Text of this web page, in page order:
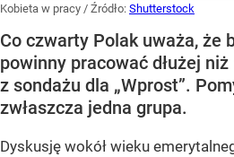
Kobieta w pracy / Źródło: Shutterstock
Co czwarty Polak uważa, że
powinny pracować dłużej
z sondażu dla „Wprost”.
zwłaszcza jedna grupa.
Dyskusję wokół wieku